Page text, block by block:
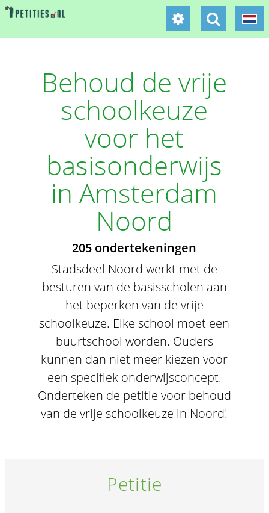
Behoud de vrije
schoolkeuze
voor het
basisonderwijs
in Amsterdam
Noord
205 ondertekeningen
Stadsdeel Noord werkt met de
besturen van de basisscholen aan
het beperken van de vrije
schoolkeuze. Elke school moet een
buurtschool worden. Ouders
kunnen dan niet meer kiezen voor
een specifiek onderwijsconcept.
Onderteken de petitie voor behoud
van de vrije schoolkeuze in Noord!
Petitie